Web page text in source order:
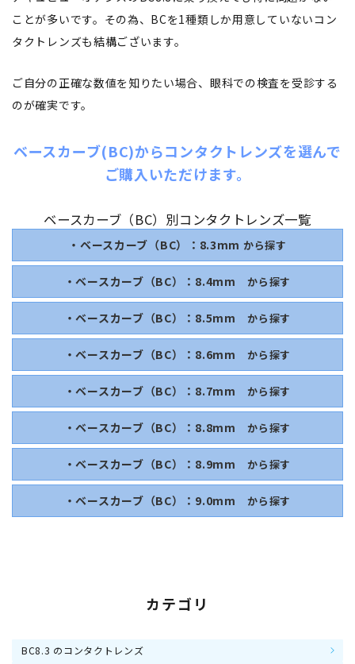
ことが多いです。その為、BCを1種類しか用意していないコン
タクトレンズも結構ございます。
ご自分の正確な数値を知りたい場合、眼科での検査を受診する
のが確実です。
ベースカーブ(BC)からコンタクトレンズを選んで
ご購入いただけます。
ベースカーブ（BC）別コンタクトレンズ一覧
・ベースカーブ（BC）：8.3mm から探す
・ベースカーブ（BC）：8.4mmから探す
・ベースカーブ（BC）：8.5mmから探す
・ベースカーブ（BC）：8.6mmから探す
・ベースカーブ（BC）：8.7mmから探す
・ベースカーブ（BC）：8.8mmから探す
・ベースカーブ（BC）：8.9mmから探す
・ベースカーブ（BC）：9.0mmから探す
カテゴリ
BC8.3 のコンタクトレンズ